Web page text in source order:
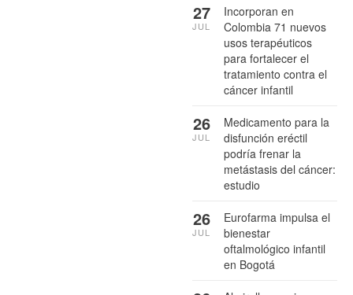
Incorporan en
Colombia 71 nuevos
usos terapéuticos
para fortalecer el
tratamiento contra el
cáncer infantil
27
JUL
Medicamento para la
disfunción eréctil
podría frenar la
metástasis del cáncer:
estudio
26
JUL
Eurofarma impulsa el
bienestar
oftalmológico infantil
en Bogotá
26
JUL